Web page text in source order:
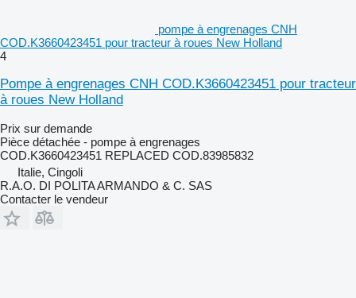
pompe à engrenages CNH
COD.K3660423451 pour tracteur à roues New Holland
4
Pompe à engrenages CNH COD.K3660423451 pour tracteur
à roues New Holland
Prix sur demande
Pièce détachée - pompe à engrenages
COD.K3660423451 REPLACED COD.83985832
Italie, Cingoli
R.A.O. DI POLITA ARMANDO & C. SAS
Contacter le vendeur